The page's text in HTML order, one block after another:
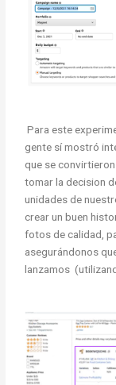
Para este
gente sí mostró
que se
tomar la decision
unidades de
crear un buen
fotos de calidad,
asegurándonos
lanzamos